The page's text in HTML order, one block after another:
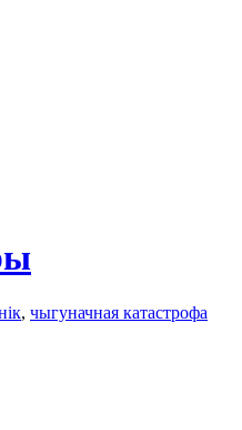
, чыгуначная катастрофa